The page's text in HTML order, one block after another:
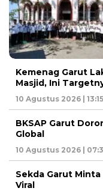
Kemenag Garut
Masjid, Ini
10 Agustus 2026 |
BKSAP Garut
Global
10 Agustus 2026 |
Sekda Garut
Viral